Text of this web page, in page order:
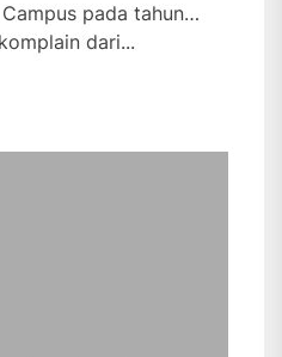
pada tahun
dari...